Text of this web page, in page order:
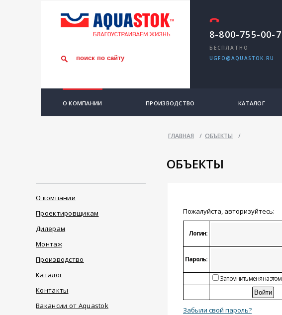
8-800-755-00-
БЕСПЛАТНО
UGFO@AQUASTOK.RU
О КОМПАНИИ ПРОИЗВОДСТВО КАТАЛОГ
ГЛАВНАЯ / ОБЪЕКТЫ /
ОБЪЕКТЫ
О компании
Проектировщикам
Дилерам
Монтаж
Производство
Каталог
Контакты
Вакансии от Aquastok
Пожалуйста, авторизуйтесь:
Логин:
Пароль:
Запомнить меня на
Забыли свой пароль?